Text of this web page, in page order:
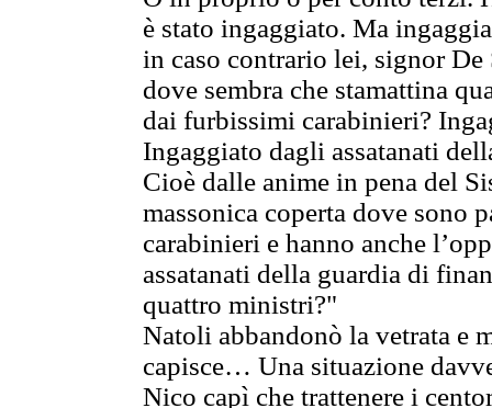
è stato ingaggiato. Ma
in caso contrario lei, signor De
dove sembra che stamattina
dai furbissimi carabinieri?
Ingaggiato dagli assatanati
Cioè dalle anime in pena del
massonica coperta dove sono
carabinieri e hanno anche
assatanati della guardia di
quattro ministri?"
Natoli abbandonò la vetrata e
capisce… Una situazione
Nico capì che trattenere i